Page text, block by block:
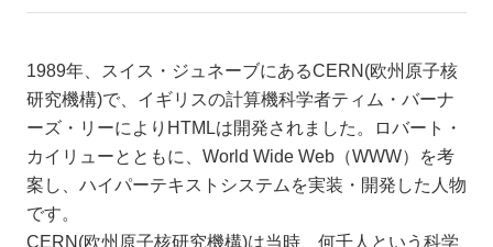
1989年、スイス・ジュネーブにあるCERN(欧州原子核
研究機構)で、イギリスの計算機科学者ティム・バーナ
ーズ・リーによりHTMLは開発されました。ロバート・
カイリューとともに、World Wide Web（WWW）を考
案し、ハイパーテキストシステムを実装・開発した人物
です。
CERN(欧州原子核研究機構)は当時、何千人という科学